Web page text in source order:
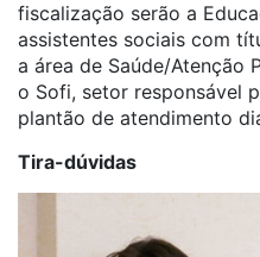
fiscalização serão a
assistentes sociais com
a área de Saúde/Atenção
o Sofi, setor responsável
plantão de atendimento
Tira-dúvidas